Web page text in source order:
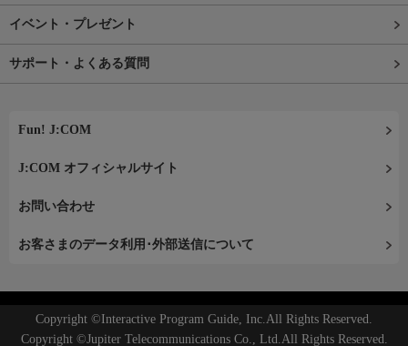
イベント・プレゼント
サポート・よくある質問
Fun! J:COM
J:COM オフィシャルサイト
お問い合わせ
お客さまのデータ利用･外部送信について
Copyright ©Interactive Program Guide, Inc.All Rights Reserved.
Copyright ©Jupiter Telecommunications Co., Ltd.All Rights Reserved.